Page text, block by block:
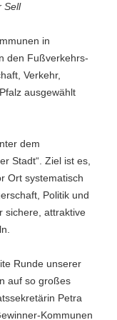
Sell
in
den Fußverkehrs-
Verkehr,
ausgewählt
dem
Stadt“. Ziel ist es,
Ort systematisch
Politik und
sichere, attraktive
Runde unserer
auf so großes
Petra
Kommunen